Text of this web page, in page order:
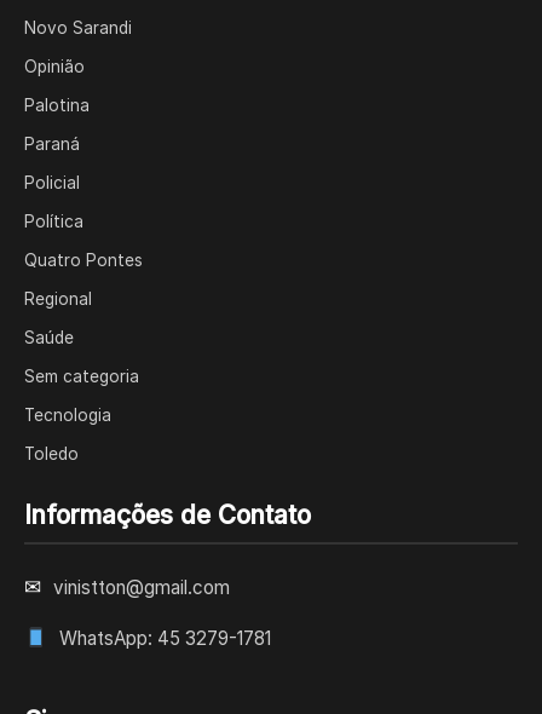
Novo Sarandi
Opinião
Palotina
Paraná
Policial
Política
Quatro Pontes
Regional
Saúde
Sem categoria
Tecnologia
Toledo
Informações de Contato
✉ vinistton@gmail.com
WhatsApp: 45 3279-1781